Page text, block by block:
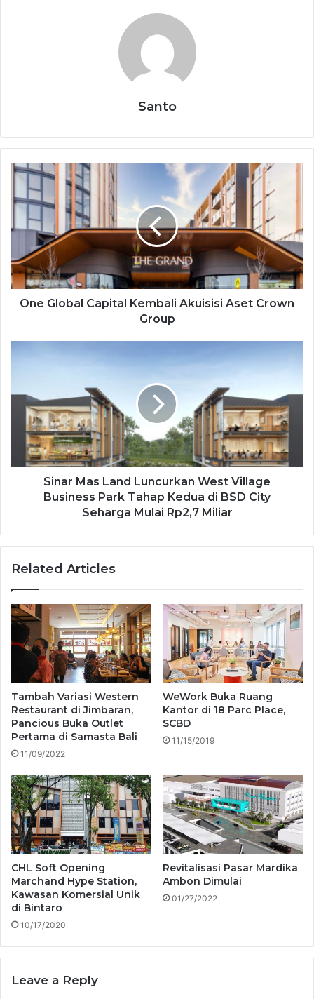
Santo
One Global Capital Kembali Akuisisi Aset Crown
Group
Sinar Mas Land Luncurkan West Village
Business Park Tahap Kedua di BSD City
Seharga Mulai Rp2,7 Miliar
Related Articles
Tambah Variasi Western
Restaurant di Jimbaran,
Pancious Buka Outlet
Pertama di Samasta Bali
11/09/2022
WeWork Buka Ruang
Kantor di 18 Parc Place,
SCBD
11/15/2019
CHL Soft Opening
Marchand Hype Station,
Kawasan Komersial Unik
di Bintaro
10/17/2020
Revitalisasi Pasar Mardika
Ambon Dimulai
01/27/2022
Leave a Reply